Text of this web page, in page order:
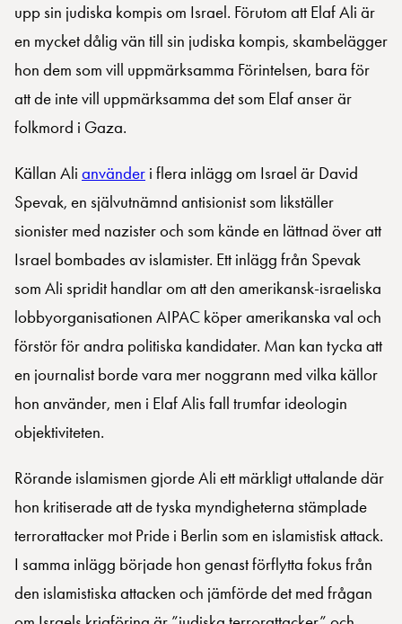
upp sin judiska kompis om Israel. Förutom att Elaf Ali är
en mycket dålig vän till sin judiska kompis, skambelägger
hon dem som vill uppmärksamma Förintelsen, bara för
att de inte vill uppmärksamma det som Elaf anser är
folkmord i Gaza.
Källan Ali använder i flera inlägg om Israel är David
Spevak, en självutnämnd antisionist som likställer
sionister med nazister och som kände en lättnad över att
Israel bombades av islamister. Ett inlägg från Spevak
som Ali spridit handlar om att den amerikansk-israeliska
lobbyorganisationen AIPAC köper amerikanska val och
förstör för andra politiska kandidater. Man kan tycka att
en journalist borde vara mer noggrann med vilka källor
hon använder, men i Elaf Alis fall trumfar ideologin
objektiviteten.
Rörande islamismen gjorde Ali ett märkligt uttalande där
hon kritiserade att de tyska myndigheterna stämplade
terrorattacker mot Pride i Berlin som en islamistisk attack.
I samma inlägg började hon genast förflytta fokus från
den islamistiska attacken och jämförde det med frågan